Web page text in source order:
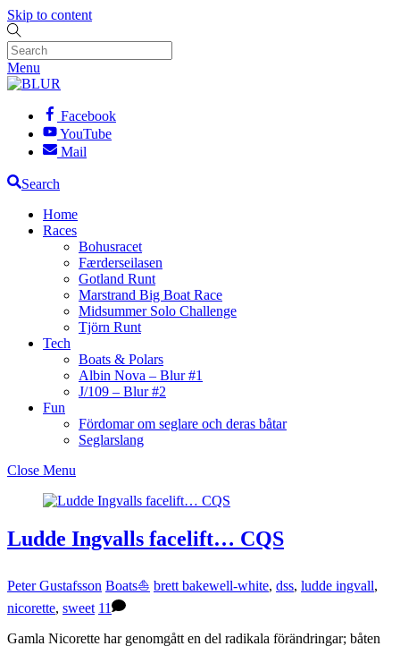
Skip to content
Menu
Facebook
YouTube
Mail
Search
Home
Races
Bohusracet
Færderseilasen
Gotland Runt
Marstrand Big Boat Race
Midsummer Solo Challenge
Tjörn Runt
Tech
Boats & Polars
Albin Nova – Blur #1
J/109 – Blur #2
Fun
Fördomar om seglare och deras båtar
Seglarslang
Close Menu
Ludde Ingvalls facelift… CQS
Peter Gustafsson Boats⛵️ brett bakewell-white, dss, ludde ingvall,
nicorette, sweet 11
Gamla Nicorette har genomgått en del radikala förändringar; båten